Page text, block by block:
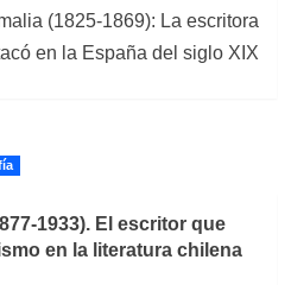
(1825-1869): La escritora
en la España del siglo XIX
1933). El escritor que
en la literatura chilena